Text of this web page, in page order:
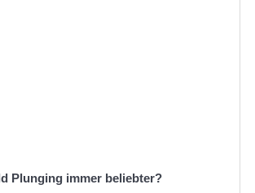
Plunging immer beliebter?